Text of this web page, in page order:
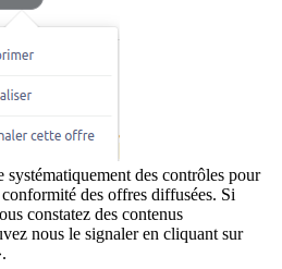
systématiquement des contrôles pour
des offres diffusées. Si
constatez des contenus
nous le signaler en cliquant sur